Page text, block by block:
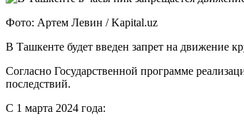
Фото: Артем Левин / Kapital.uz
В Ташкенте будет введен запрет на движение
Согласно Государственной программе
последствий.
С 1 марта 2024 года: